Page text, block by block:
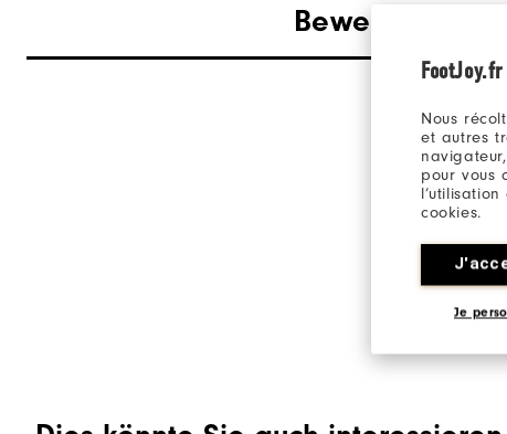
Nous
et autres
pour vous
cookies.
Je
Bewertungen